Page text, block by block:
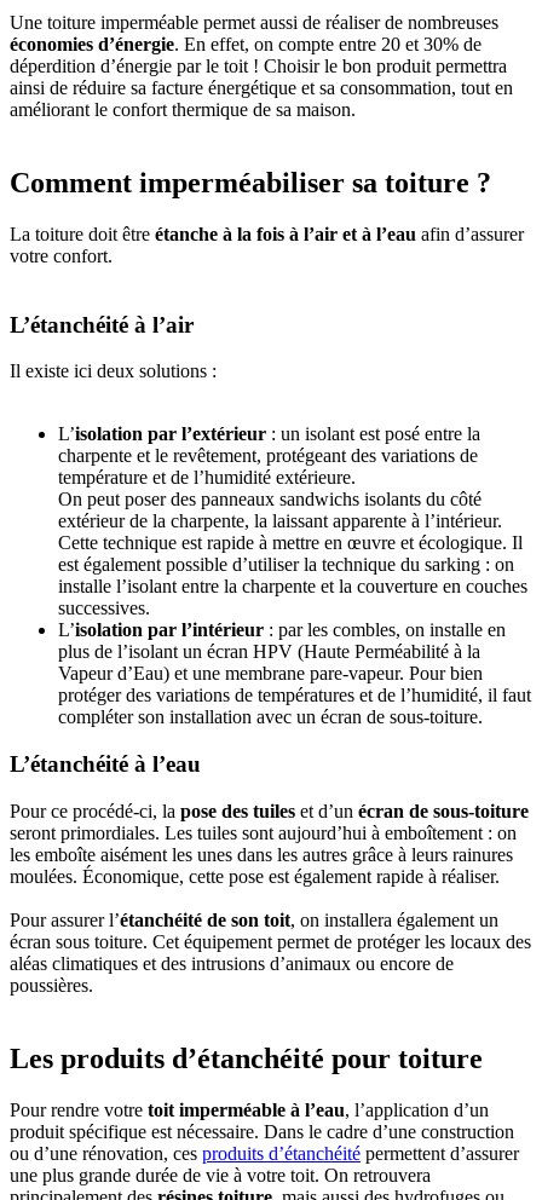
Une toiture imperméable permet aussi de réaliser de nombreuses
économies d’énergie. En effet, on compte entre 20 et 30% de
déperdition d’énergie par le toit ! Choisir le bon produit permettra
ainsi de réduire sa facture énergétique et sa consommation, tout en
améliorant le confort thermique de sa maison.
Comment imperméabiliser sa toiture ?
La toiture doit être étanche à la fois à l’air et à l’eau afin d’assurer
votre confort.
L’étanchéité à l’air
Il existe ici deux solutions :
L’isolation par l’extérieur : un isolant est posé entre la
charpente et le revêtement, protégeant des variations de
température et de l’humidité extérieure.
On peut poser des panneaux sandwichs isolants du côté
extérieur de la charpente, la laissant apparente à l’intérieur.
Cette technique est rapide à mettre en œuvre et écologique. Il
est également possible d’utiliser la technique du sarking : on
installe l’isolant entre la charpente et la couverture en couches
successives.
L’isolation par l’intérieur : par les combles, on installe en
plus de l’isolant un écran HPV (Haute Perméabilité à la
Vapeur d’Eau) et une membrane pare-vapeur. Pour bien
protéger des variations de températures et de l’humidité, il faut
compléter son installation avec un écran de sous-toiture.
L’étanchéité à l’eau
Pour ce procédé-ci, la pose des tuiles et d’un écran de sous-toiture
seront primordiales. Les tuiles sont aujourd’hui à emboîtement : on
les emboîte aisément les unes dans les autres grâce à leurs rainures
moulées. Économique, cette pose est également rapide à réaliser.
Pour assurer l’étanchéité de son toit, on installera également un
écran sous toiture. Cet équipement permet de protéger les locaux des
aléas climatiques et des intrusions d’animaux ou encore de
poussières.
Les produits d’étanchéité pour toiture
Pour rendre votre toit imperméable à l’eau, l’application d’un
produit spécifique est nécessaire. Dans le cadre d’une construction
ou d’une rénovation, ces produits d’étanchéité permettent d’assurer
une plus grande durée de vie à votre toit. On retrouvera